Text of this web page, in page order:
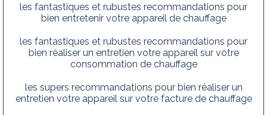
les fantastiques et rubustes recommandations pour
bien entretenir votre appareil de chauffage
les fantastiques et rubustes recommandations pour
bien réaliser un entretien votre appareil sur votre
consommation de chauffage
les supers recommandations pour bien réaliser un
entretien votre appareil sur votre facture de chauffage